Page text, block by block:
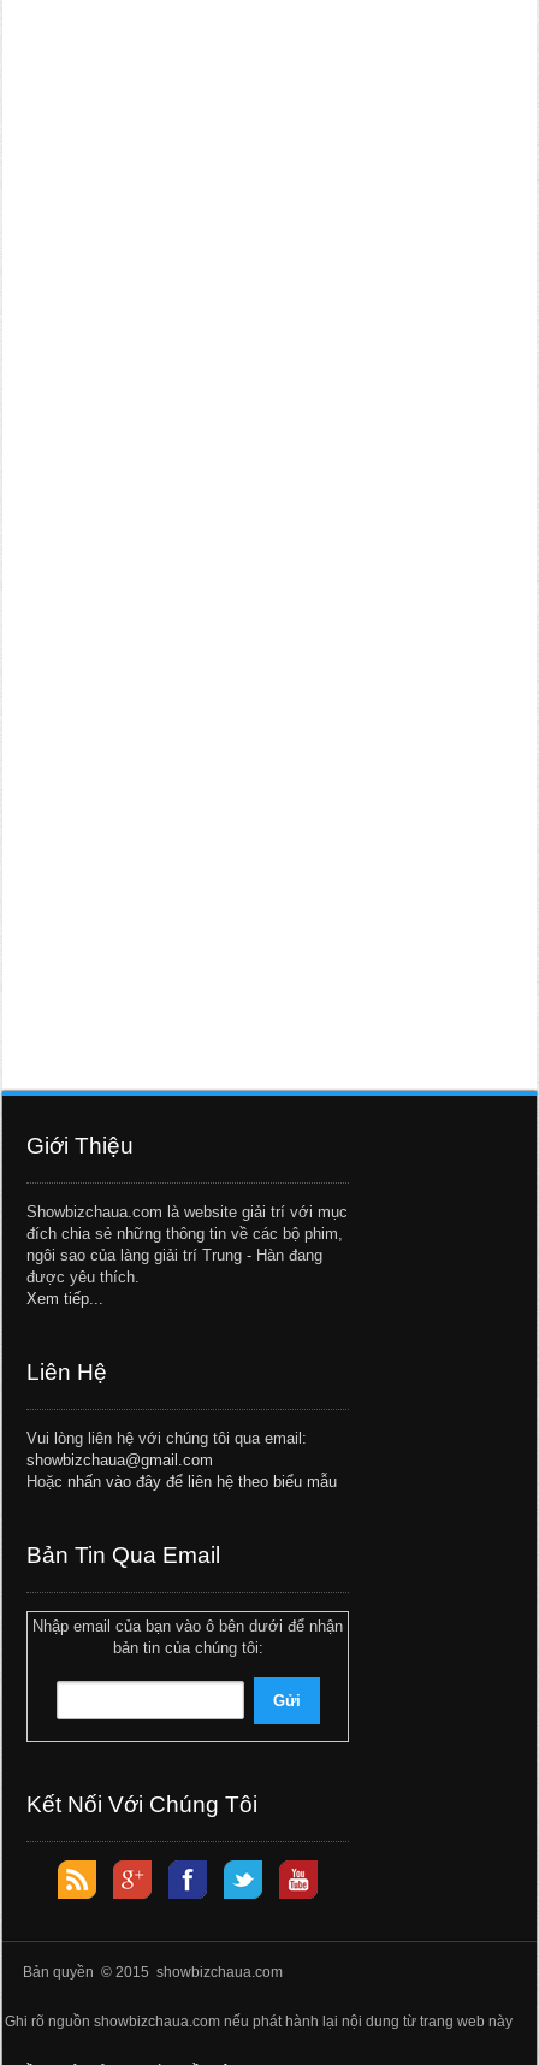
Giới Thiệu
Showbizchaua.com là website giải trí với mục
đích chia sẻ những thông tin về các bộ phim,
ngôi sao của làng giải trí Trung - Hàn đang
được yêu thích.
Xem tiếp...
Liên Hệ
Vui lòng liên hệ với chúng tôi qua email:
showbizchaua@gmail.com
Hoặc nhấn vào đây để liên hệ theo biểu mẫu
Bản Tin Qua Email
Nhập email của bạn vào ô bên dưới để nhận
bản tin của chúng tôi:
Kết Nối Với Chúng Tôi
Bản quyền © 2015 showbizchaua.com
Ghi rõ nguồn showbizchaua.com nếu phát hành lại nội dung từ trang web này